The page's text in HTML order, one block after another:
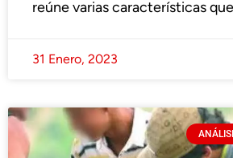
reúne varias características que
31 Enero, 2023